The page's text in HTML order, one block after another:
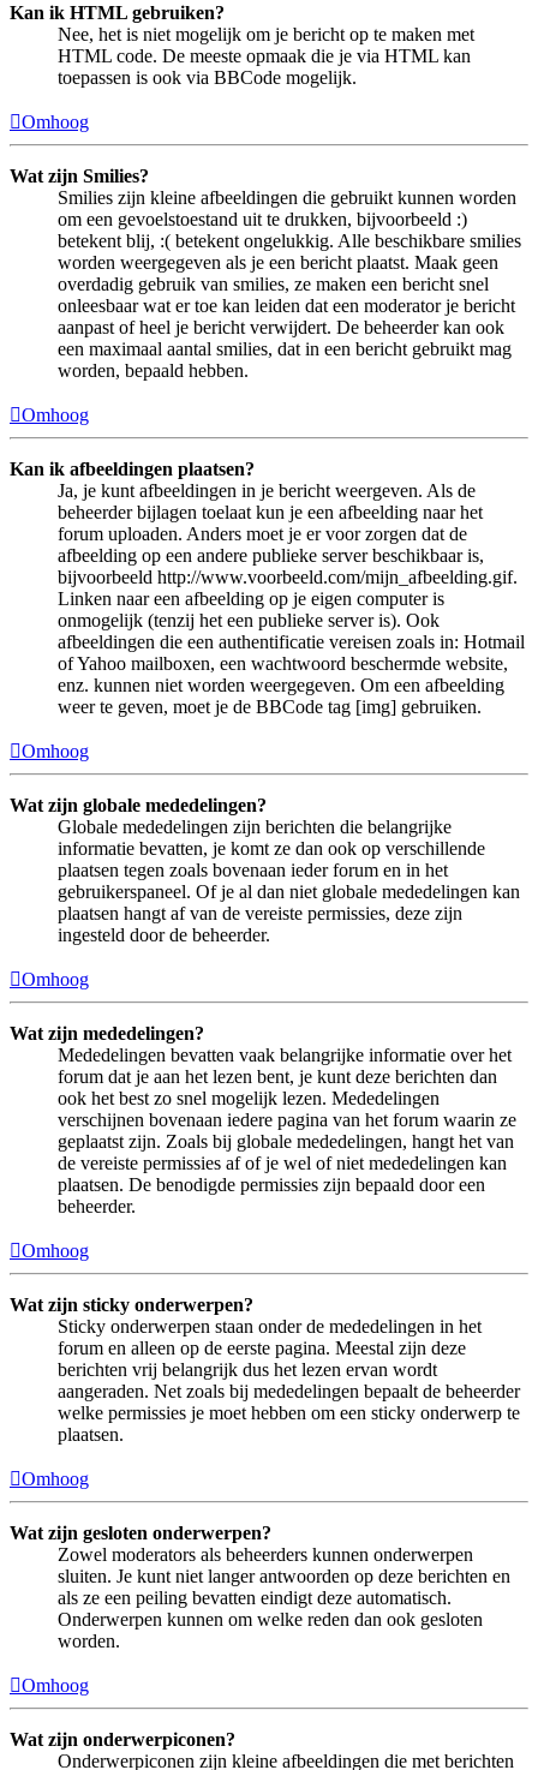
Kan ik HTML gebruiken?
Nee, het is niet mogelijk om je bericht op te maken met
HTML code. De meeste opmaak die je via HTML kan
toepassen is ook via BBCode mogelijk.
Omhoog
Wat zijn Smilies?
Smilies zijn kleine afbeeldingen die gebruikt kunnen worden
om een gevoelstoestand uit te drukken, bijvoorbeeld :)
betekent blij, :( betekent ongelukkig. Alle beschikbare smilies
worden weergegeven als je een bericht plaatst. Maak geen
overdadig gebruik van smilies, ze maken een bericht snel
onleesbaar wat er toe kan leiden dat een moderator je bericht
aanpast of heel je bericht verwijdert. De beheerder kan ook
een maximaal aantal smilies, dat in een bericht gebruikt mag
worden, bepaald hebben.
Omhoog
Kan ik afbeeldingen plaatsen?
Ja, je kunt afbeeldingen in je bericht weergeven. Als de
beheerder bijlagen toelaat kun je een afbeelding naar het
forum uploaden. Anders moet je er voor zorgen dat de
afbeelding op een andere publieke server beschikbaar is,
bijvoorbeeld http://www.voorbeeld.com/mijn_afbeelding.gif.
Linken naar een afbeelding op je eigen computer is
onmogelijk (tenzij het een publieke server is). Ook
afbeeldingen die een authentificatie vereisen zoals in: Hotmail
of Yahoo mailboxen, een wachtwoord beschermde website,
enz. kunnen niet worden weergegeven. Om een afbeelding
weer te geven, moet je de BBCode tag [img] gebruiken.
Omhoog
Wat zijn globale mededelingen?
Globale mededelingen zijn berichten die belangrijke
informatie bevatten, je komt ze dan ook op verschillende
plaatsen tegen zoals bovenaan ieder forum en in het
gebruikerspaneel. Of je al dan niet globale mededelingen kan
plaatsen hangt af van de vereiste permissies, deze zijn
ingesteld door de beheerder.
Omhoog
Wat zijn mededelingen?
Mededelingen bevatten vaak belangrijke informatie over het
forum dat je aan het lezen bent, je kunt deze berichten dan
ook het best zo snel mogelijk lezen. Mededelingen
verschijnen bovenaan iedere pagina van het forum waarin ze
geplaatst zijn. Zoals bij globale mededelingen, hangt het van
de vereiste permissies af of je wel of niet mededelingen kan
plaatsen. De benodigde permissies zijn bepaald door een
beheerder.
Omhoog
Wat zijn sticky onderwerpen?
Sticky onderwerpen staan onder de mededelingen in het
forum en alleen op de eerste pagina. Meestal zijn deze
berichten vrij belangrijk dus het lezen ervan wordt
aangeraden. Net zoals bij mededelingen bepaalt de beheerder
welke permissies je moet hebben om een sticky onderwerp te
plaatsen.
Omhoog
Wat zijn gesloten onderwerpen?
Zowel moderators als beheerders kunnen onderwerpen
sluiten. Je kunt niet langer antwoorden op deze berichten en
als ze een peiling bevatten eindigt deze automatisch.
Onderwerpen kunnen om welke reden dan ook gesloten
worden.
Omhoog
Wat zijn onderwerpiconen?
Onderwerpiconen zijn kleine afbeeldingen die met berichten